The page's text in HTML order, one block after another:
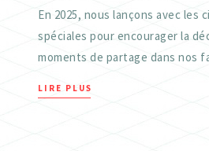
En 2025, nous lançons avec
spéciales pour encourager la
moments de partage dans nos
LIRE PLUS